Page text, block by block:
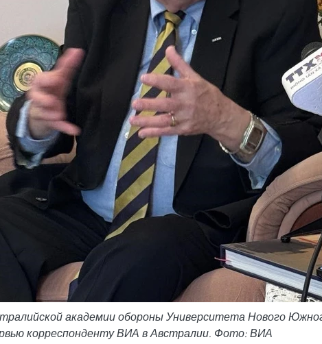
академии обороны Университета Нового
корреспонденту ВИА в Австралии. Фото: ВИА